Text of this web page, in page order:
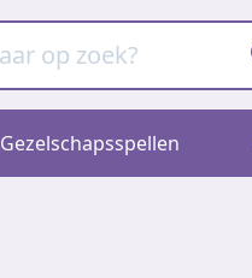
Gezelschapsspellen